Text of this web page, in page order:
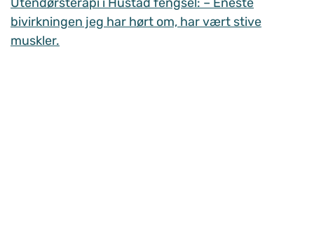
bivirkningen jeg har hørt om, har vært stive
muskler.